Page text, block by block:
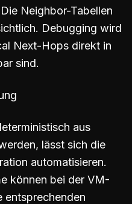
Neighbor-Tabellen
Debugging wird
Next-Hops direkt in
sind.
aus
lässt sich die
automatisieren.
können bei der VM-
entsprechenden